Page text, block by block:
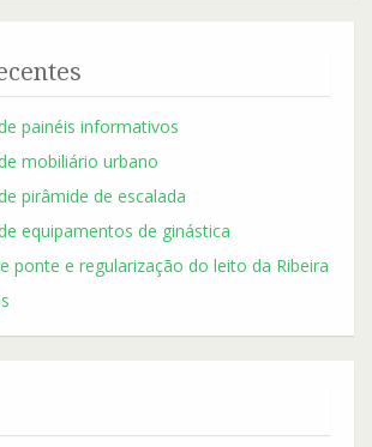
painéis informativos
mobiliário urbano
pirâmide de escalada
equipamentos de ginástica
ponte e regularização do leito da Ribeira